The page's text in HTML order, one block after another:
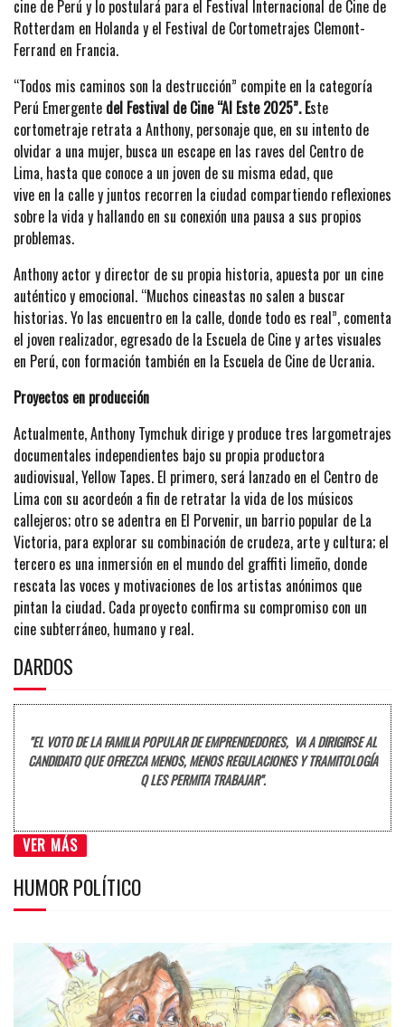
cine de Perú y lo postulará para el Festival Internacional de Cine de
Rotterdam en Holanda y el Festival de Cortometrajes Clemont-
Ferrand en Francia.
“Todos mis caminos son la destrucción” compite en la categoría
Perú Emergente del Festival de Cine “Al Este 2025”. Este
cortometraje retrata a Anthony, personaje que, en su intento de
olvidar a una mujer, busca un escape en las raves del Centro de
Lima, hasta que conoce a un joven de su misma edad, que
vive en la calle y juntos recorren la ciudad compartiendo reflexiones
sobre la vida y hallando en su conexión una pausa a sus propios
problemas.
Anthony actor y director de su propia historia, apuesta por un cine
auténtico y emocional. “Muchos cineastas no salen a buscar
historias. Yo las encuentro en la calle, donde todo es real”, comenta
el joven realizador, egresado de la Escuela de Cine y artes visuales
en Perú, con formación también en la Escuela de Cine de Ucrania.
Proyectos en producción
Actualmente, Anthony Tymchuk dirige y produce tres largometrajes
documentales independientes bajo su propia productora
audiovisual, Yellow Tapes. El primero, será lanzado en el Centro de
Lima con su acordeón a fin de retratar la vida de los músicos
callejeros; otro se adentra en El Porvenir, un barrio popular de La
Victoria, para explorar su combinación de crudeza, arte y cultura; el
tercero es una inmersión en el mundo del graffiti limeño, donde
rescata las voces y motivaciones de los artistas anónimos que
pintan la ciudad. Cada proyecto confirma su compromiso con un
cine subterráneo, humano y real.
DARDOS
"EL VOTO DE LA FAMILIA POPULAR DE EMPRENDEDORES, VA A DIRIGIRSE AL
CANDIDATO QUE OFREZCA MENOS, MENOS REGULACIONES Y TRAMITOLOGÍA
Q LES PERMITA TRABAJAR".
VER MÁS
HUMOR POLÍTICO